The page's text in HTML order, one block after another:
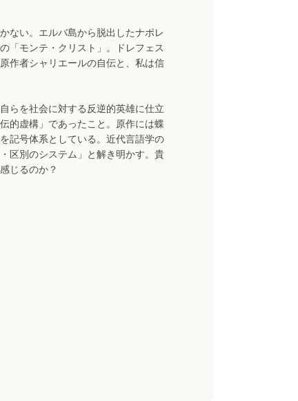
ない。エルバ島から脱出したナポレ
「モンテ・クリスト」。ドレフェス
作者シャリエールの自伝と、私は信
らを社会に対する反逆的英雄に仕立
的虚構」であったこと。原作には蝶
記号体系としている。近代言語学の
区別のシステム」と解き明かす。貴
じるのか？